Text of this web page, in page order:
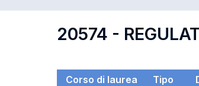
20574 -
Corso di laurea Tipo